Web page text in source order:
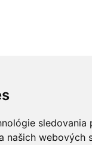
sledovania
našich webových